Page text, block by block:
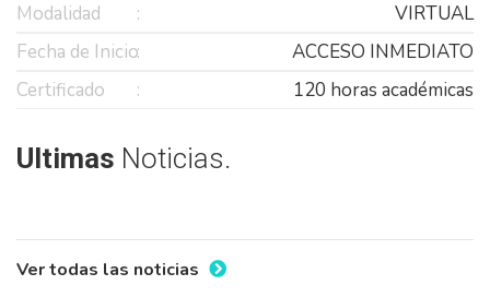
Modalidad
VIRTUAL
Fecha de Inicio
ACCESO INMEDIATO
Certificado
120 horas académicas
Ultimas Noticias.
Ver todas las noticias